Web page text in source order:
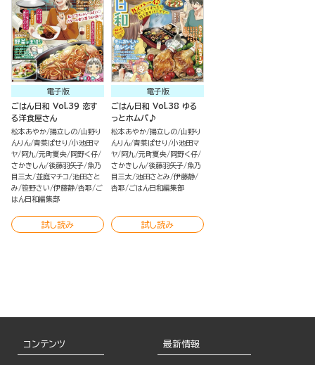
電子版
ごはん日和 Vol.39 恋す
る洋食屋さん
松本あやか 揚立しの 山野り
んりん 青菜ぱせり
小池田マ
ヤ 阿九 元町夏央 岡野く仔
さかきしん 後藤羽矢子 魚乃
目三太
並庭マチコ 池田さと
み 笹野さい 伊藤静 杏耶
ご
はん日和編集部
試し読み
電子版
ごはん日和 Vol.38 ゆる
っとホムパ♪
松本あやか 揚立しの 山野り
んりん 青菜ぱせり
小池田マ
ヤ 阿九 元町夏央 岡野く仔
さかきしん 後藤羽矢子 魚乃
目三太 池田さとみ 伊藤静
杏耶
ごはん日和編集部
試し読み
コンテンツ 最新情報